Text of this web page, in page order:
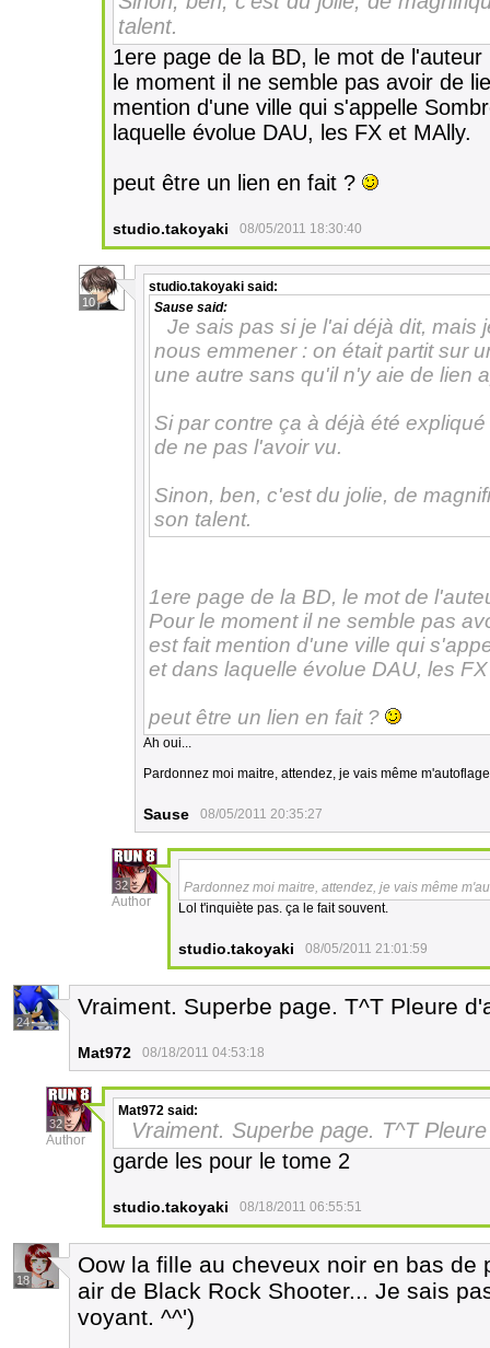
talent.
1ere page de la BD, le mot de
le moment il ne semble pas avoir de
mention d'une ville qui s'appelle
laquelle évolue DAU, les FX et MAlly.
peut être un lien en fait ?
studio.takoyaki 08/05/2011 18:30:40
10
studio.takoyaki said:
Sause said:
Je sais pas si je l'ai déjà dit, mais
nous emmener : on était partit sur
une autre sans qu'il n'y aie de lien
Si par contre ça à déjà été
de ne pas l'avoir vu.
Sinon, ben, c'est du jolie, de
son talent.
1ere page de la BD, le mot de
Pour le moment il ne semble pas
est fait mention d'une ville qui
et dans laquelle évolue DAU, les
peut être un lien en fait ?
Ah oui...
Pardonnez moi maitre, attendez, je vais même
Sause 08/05/2011 20:35:27
32
Author
Pardonnez moi maitre, attendez, je vais même
Lol t'inquiète pas. ça le fait souvent.
studio.takoyaki 08/05/2011 21:01:59
24
Vraiment. Superbe page. T^T Pleure
Mat972 08/18/2011 04:53:18
32
Author
Mat972 said:
Vraiment. Superbe page. T^T
garde les pour le tome 2
studio.takoyaki 08/18/2011 06:55:51
18
Oow la fille au cheveux noir en bas de
air de Black Rock Shooter... Je sais
voyant. ^^')